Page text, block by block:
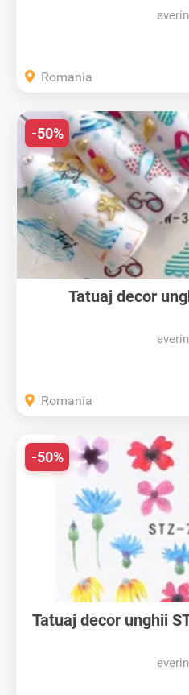
Romania
Tatuaj decor
-50%
Romania
Tatuaj decor unghii
-50%